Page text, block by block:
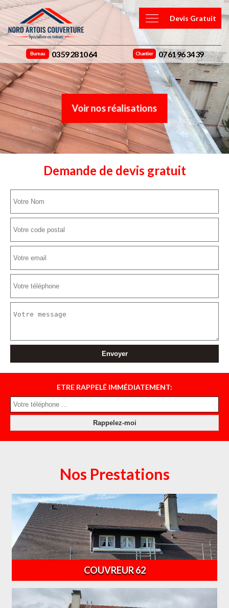
Devis Gratuit
Bureau 03 59 28 10 64 Chantier 07 61 96 34 39
Voir nos réalisations
Demande de devis gratuit
ETRE RAPPELÉ IMMÉDIATEMENT:
Nos Prestations
COUVREUR 62